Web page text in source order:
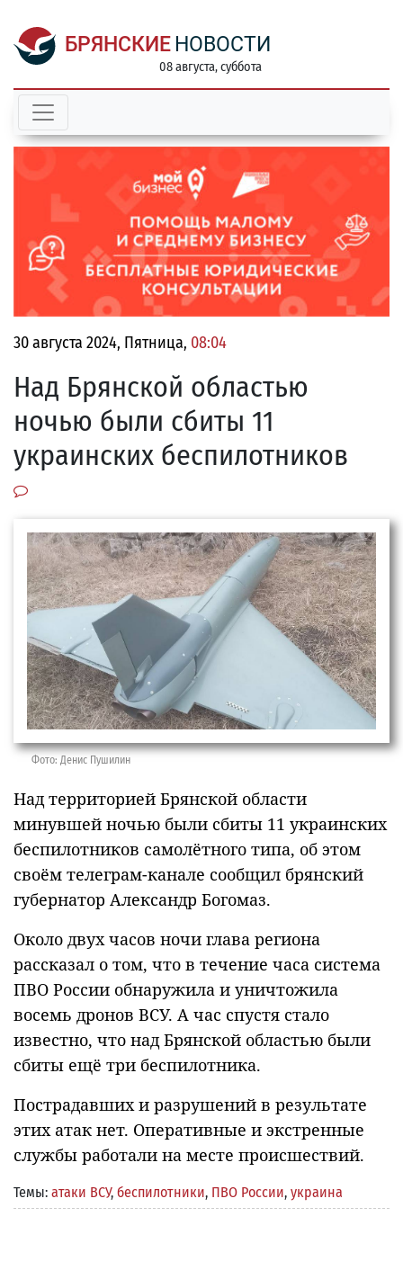
БРЯНСКИЕ НОВОСТИ
08 августа, суббота
30 августа 2024, Пятница, 08:04
Над Брянской областью
ночью были сбиты 11
украинских беспилотников
Фото: Денис Пушилин
Над территорией Брянской области
минувшей ночью были сбиты 11 украинских
беспилотников самолётного типа, об этом
своём телеграм-канале сообщил брянский
губернатор Александр Богомаз.
Около двух часов ночи глава региона
рассказал о том, что в течение часа система
ПВО России обнаружила и уничтожила
восемь дронов ВСУ. А час спустя стало
известно, что над Брянской областью были
сбиты ещё три беспилотника.
Пострадавших и разрушений в результате
этих атак нет. Оперативные и экстренные
службы работали на месте происшествий.
Темы: атаки ВСУ, беспилотники, ПВО России, украина